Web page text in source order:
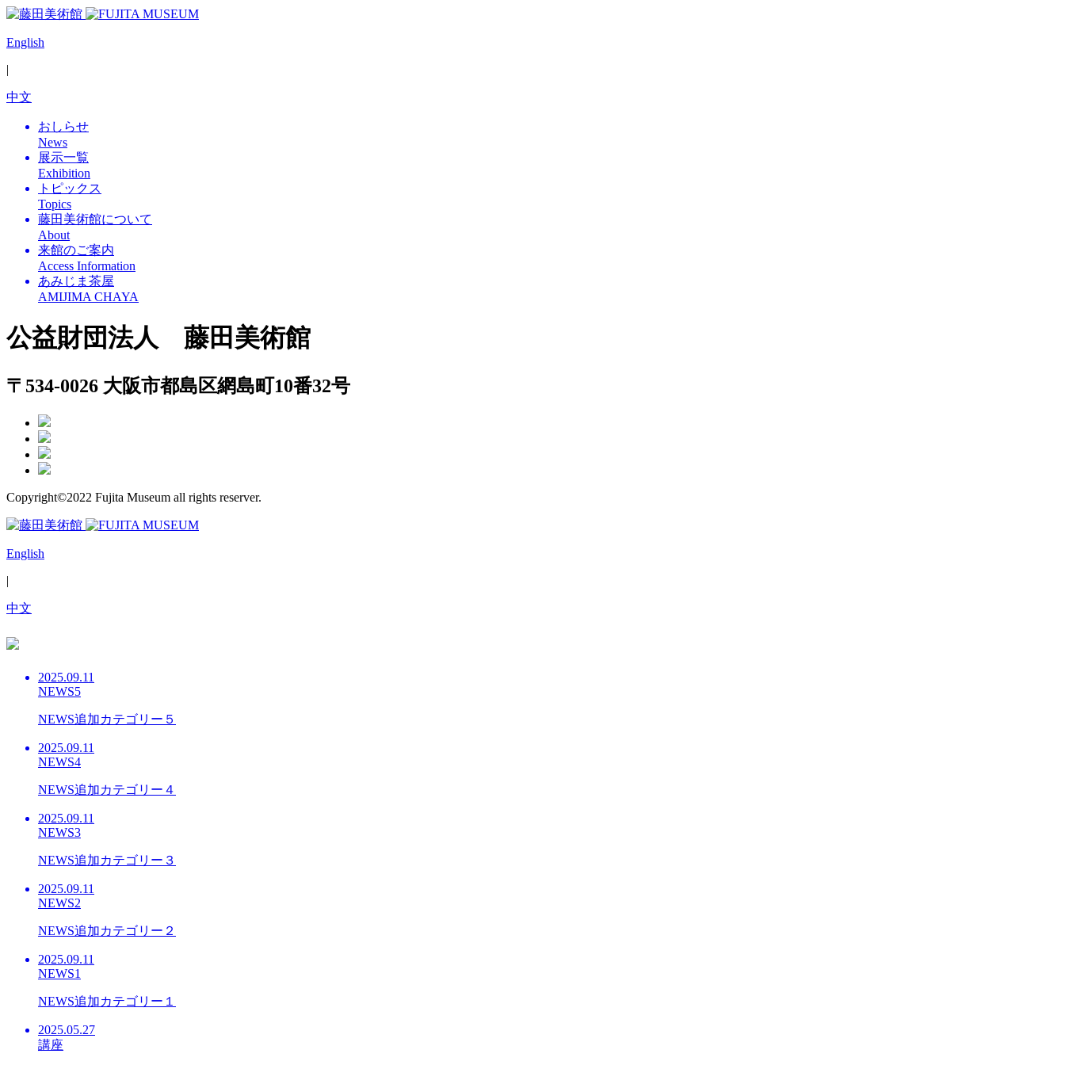
English
|
中文
おしらせ
News
展示一覧
Exhibition
トピックス
Topics
藤田美術館について
About
来館のご案内
Access Information
あみじま茶屋
AMIJIMA CHAYA
公益財団法人 藤田美術館
〒534-0026 大阪市都島区網島町10番32号
Copyright©2022 Fujita Museum all rights reserver.
English
|
中文
2025.09.11
NEWS5
NEWS追加カテゴリー５
2025.09.11
NEWS4
NEWS追加カテゴリー４
2025.09.11
NEWS3
NEWS追加カテゴリー３
2025.09.11
NEWS2
NEWS追加カテゴリー２
2025.09.11
NEWS1
NEWS追加カテゴリー１
2025.05.27
講座